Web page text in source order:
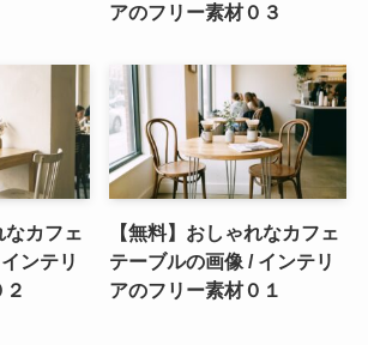
アのフリー素材０３
なカフェ
ンテリ
【無料】おしゃれなカフェ
テーブルの画像 / インテリ
アのフリー素材０１